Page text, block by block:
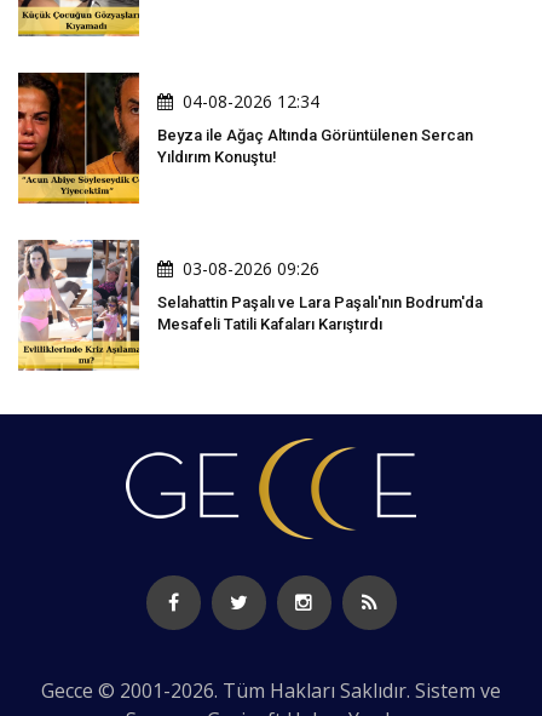
04-08-2026 12:34
Beyza ile Ağaç Altında Görüntülenen Sercan
Yıldırım Konuştu!
03-08-2026 09:26
Selahattin Paşalı ve Lara Paşalı'nın Bodrum'da
Mesafeli Tatili Kafaları Karıştırdı
Gecce © 2001-2026. Tüm Hakları Saklıdır. Sistem ve